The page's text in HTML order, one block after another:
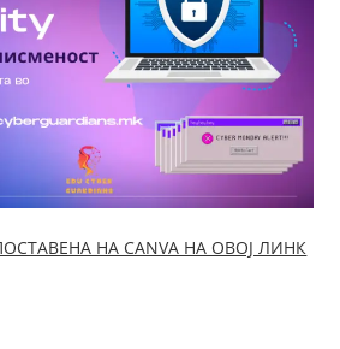
НА CANVA НА ОВОЈ ЛИНК